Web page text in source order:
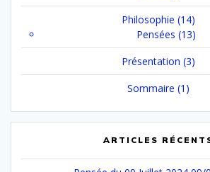
Philosophie (14)
Pensées (13)
Présentation (3)
Sommaire (1)
ARTICLES